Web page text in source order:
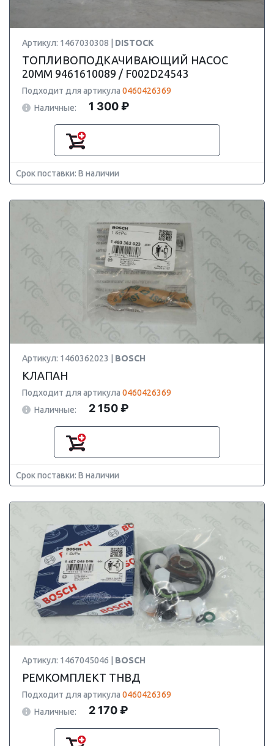
Артикул: 1467030308 | DISTOCK
ТОПЛИВОПОДКАЧИВАЮЩИЙ НАСОС
20MM 9461610089 / F002D24543
Подходит для артикула 0460426369
Наличные:
1 300 ₽
Срок поставки: В наличии
Артикул: 1460362023 | BOSCH
КЛАПАН
Подходит для артикула 0460426369
Наличные:
2 150 ₽
Срок поставки: В наличии
Артикул: 1467045046 | BOSCH
РЕМКОМПЛЕКТ ТНВД
Подходит для артикула 0460426369
Наличные:
2 170 ₽